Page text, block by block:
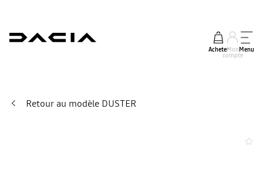
AcheterMon
compte
Menu
Retour au modèle DUSTER